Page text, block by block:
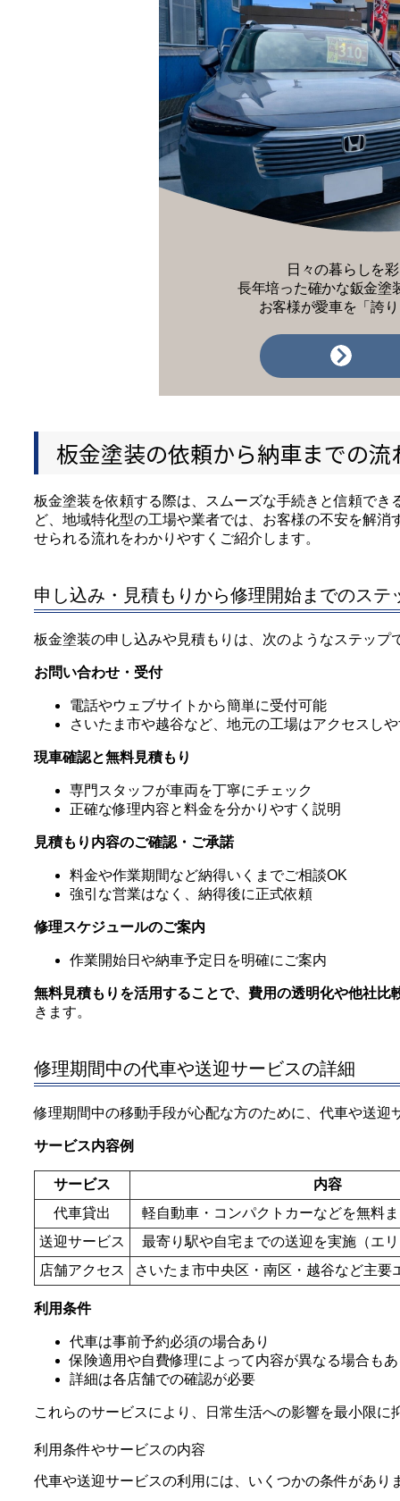
日々の暮らしを
長年培った確かな鈑金塗
お客様が愛車を「誇
板金塗装の依頼から納車までの
板金塗装を依頼する際は、スムーズな手続きと信頼で
ど、地域特化型の工場や業者では、お客様の不安を解
せられる流れをわかりやすくご紹介します。
申し込み・見積もりから修理開始までのステ
板金塗装の申し込みや見積もりは、次のようなステップ
お問い合わせ・受付
電話やウェブサイトから簡単に受付可能
さいたま市や越谷など、地元の工場はアクセスし
現車確認と無料見積もり
専門スタッフが車両を丁寧にチェック
正確な修理内容と料金を分かりやすく説明
見積もり内容のご確認・ご承諾
料金や作業期間など納得いくまでご相談OK
強引な営業はなく、納得後に正式依頼
修理スケジュールのご案内
作業開始日や納車予定日を明確にご案内
無料見積もりを活用することで、費用の透明化や他社比
きます。
修理期間中の代車や送迎サービスの詳細
修理期間中の移動手段が心配な方のために、代車や送
サービス内容例
サービス
内容
代車貸出
軽自動車・コンパクトカーなどを無料
送迎サービス
最寄り駅や自宅までの送迎を実施（エ
店舗アクセス
さいたま市中央区・南区・越谷など主要
利用条件
代車は事前予約必須の場合あり
保険適用や自費修理によって内容が異なる場合も
詳細は各店舗での確認が必要
これらのサービスにより、日常生活への影響を最小限に
利用条件やサービスの内容
代車や送迎サービスの利用には、いくつかの条件があり